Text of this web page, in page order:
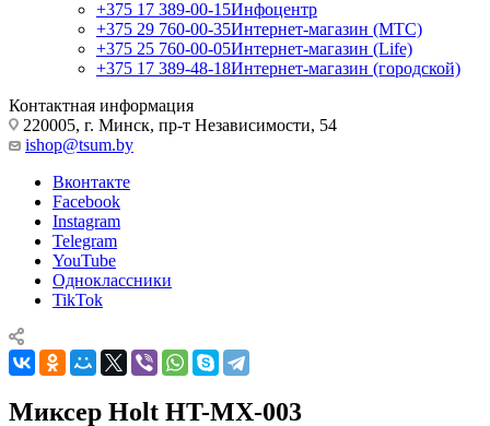
+375 17 389-00-15Инфоцентр
+375 29 760-00-35Интернет-магазин (МТС)
+375 25 760-00-05Интернет-магазин (Life)
+375 17 389-48-18Интернет-магазин (городской)
Контактная информация
220005, г. Минск, пр-т Независимости, 54
ishop@tsum.by
Вконтакте
Facebook
Instagram
Telegram
YouTube
Одноклассники
TikTok
Миксер Holt HT-MX-003